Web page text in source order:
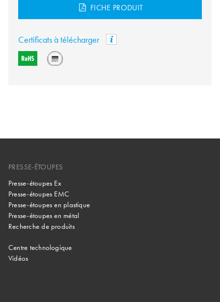
FICHE PRODUIT
Certificats à télécharger
PRESSE-ÉTOUPES
Presse-étoupes Ex
Presse-étoupes EMC
Presse-étoupes en plastique
Presse-étoupes en métal
Recherche de produits
Centre technologique
Vidéos